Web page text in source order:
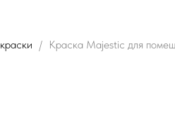
Краска Majestic для